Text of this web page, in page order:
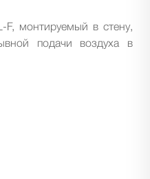
F, монтируемый в стену,
подачи воздуха в